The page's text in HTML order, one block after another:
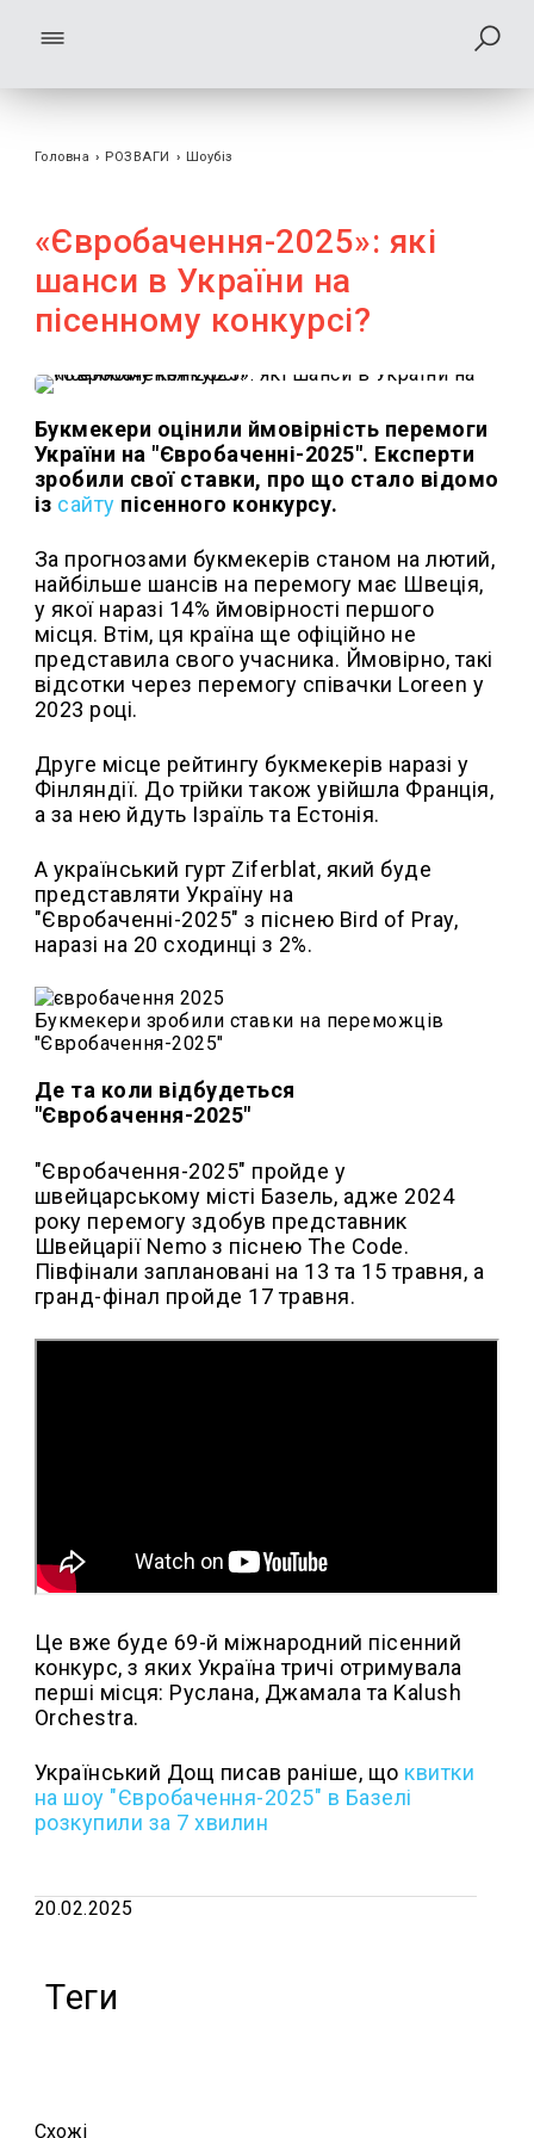
Головна › РОЗВАГИ › Шоубiз
«Євробачення-2025»: які
шанси в України на
пісенному конкурсі?
Букмекери оцінили ймовірність перемоги
України на "Євробаченні-2025". Експерти
зробили свої ставки, про що стало відомо
із сайту пісенного конкурсу.
За прогнозами букмекерів станом на лютий,
найбільше шансів на перемогу має Швеція,
у якої наразі 14% ймовірності першого
місця. Втім, ця країна ще офіційно не
представила свого учасника. Ймовірно, такі
відсотки через перемогу співачки Loreen у
2023 році.
Друге місце рейтингу букмекерів наразі у
Фінляндії. До трійки також увійшла Франція,
а за нею йдуть Ізраїль та Естонія.
А український гурт Ziferblat, який буде
представляти Україну на
"Євробаченні-2025" з піснею Bird of Pray,
наразі на 20 сходинці з 2%.
Букмекери зробили ставки на переможців
"Євробачення-2025"
Де та коли відбудеться
"Євробачення-2025"
"Євробачення-2025" пройде у
швейцарському місті Базель, адже 2024
року перемогу здобув представник
Швейцарії Nemo з піснею The Code.
Півфінали заплановані на 13 та 15 травня, а
гранд-фінал пройде 17 травня.
Це вже буде 69-й міжнародний пісенний
конкурс, з яких Україна тричі отримувала
перші місця: Руслана, Джамала та Kalush
Orchestra.
Український Дощ писав раніше, що квитки
на шоу "Євробачення-2025" в Базелі
розкупили за 7 хвилин
20.02.2025
Теги
Схожi